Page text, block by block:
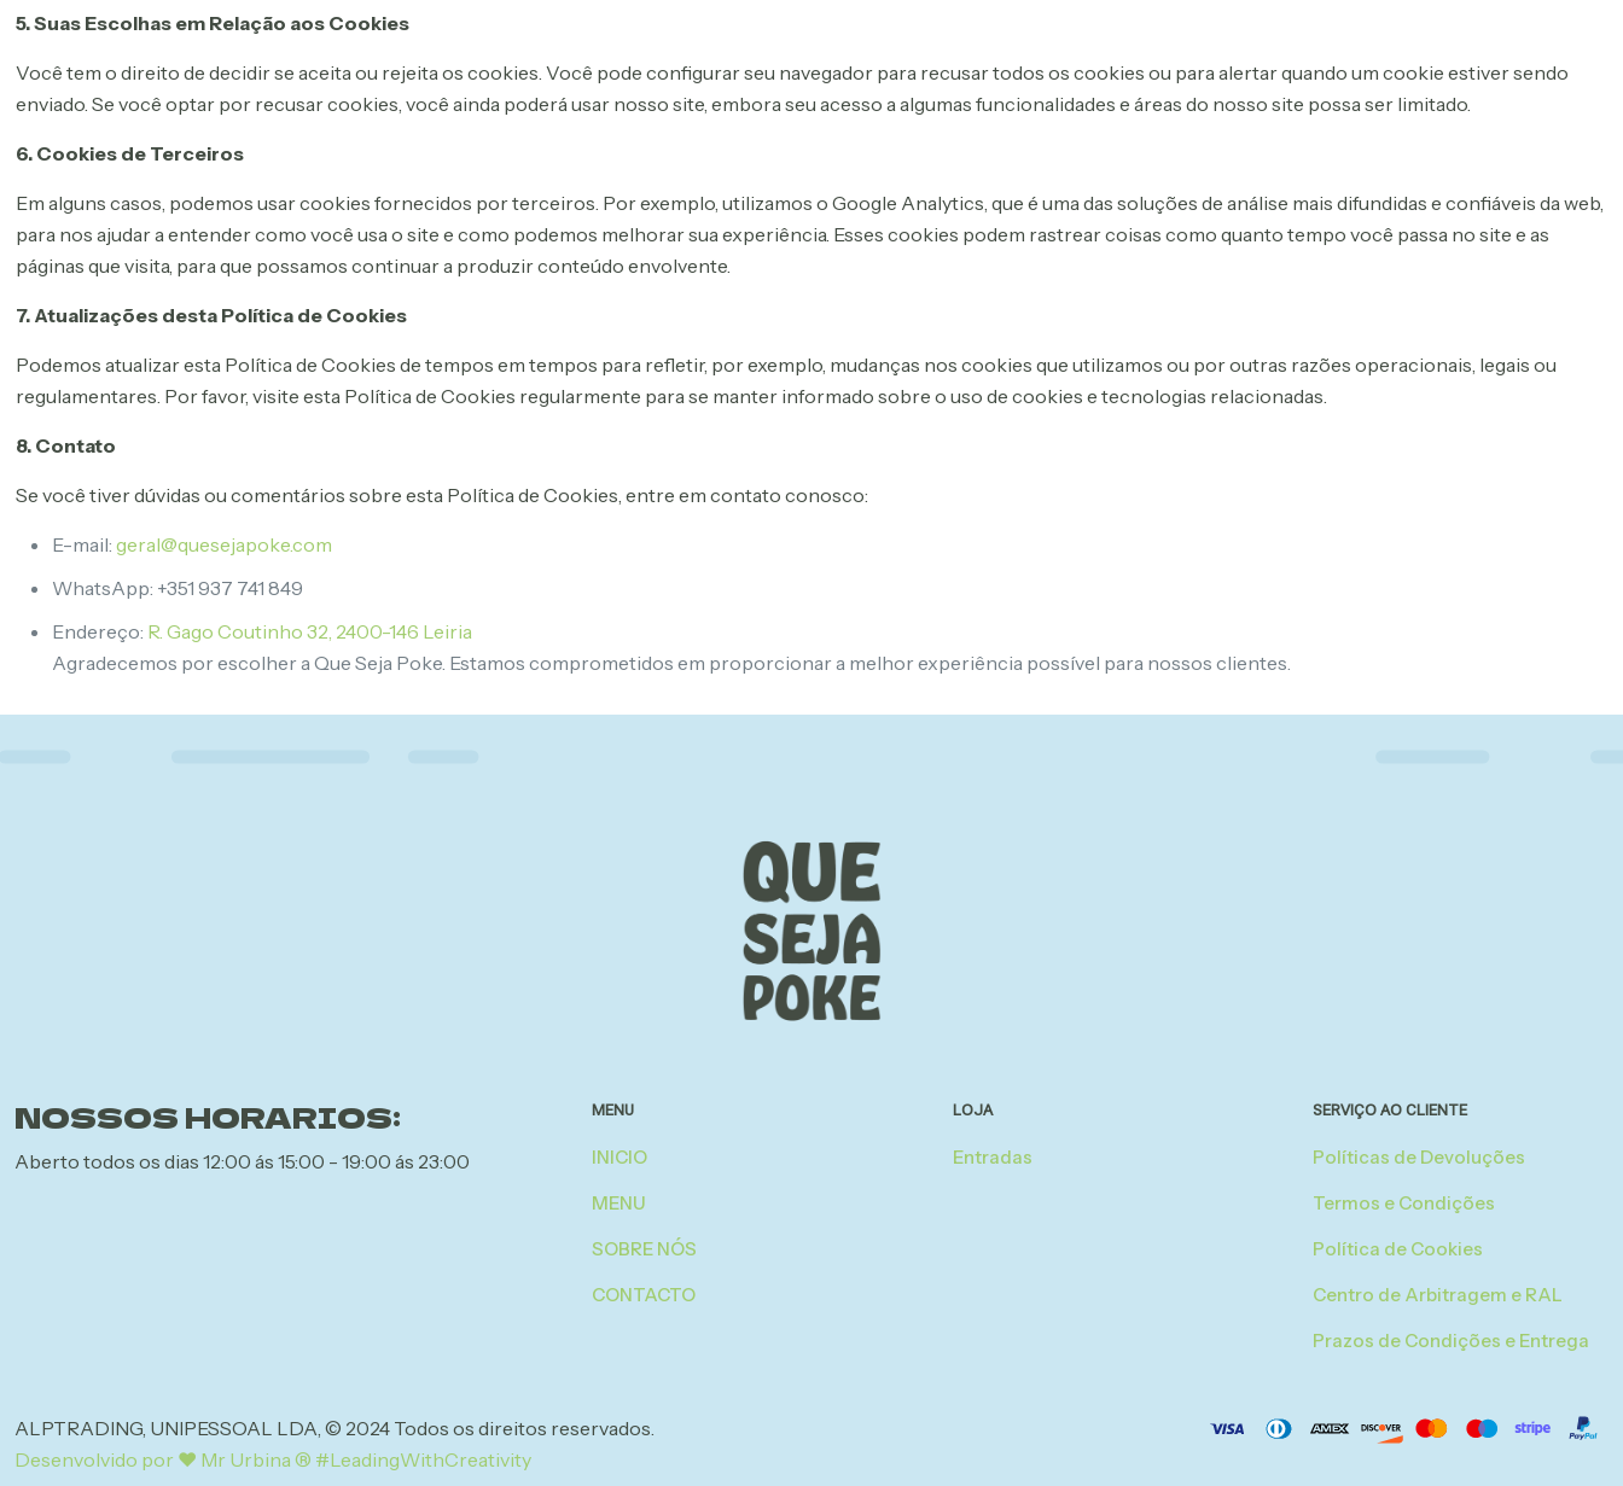
5. Suas Escolhas em Relação aos Cookies
Você tem o direito de decidir se aceita ou rejeita os cookies. Você pode configurar seu navegador para recusar todos os cookies ou para alertar quando um cookie estiver sendo
enviado. Se você optar por recusar cookies, você ainda poderá usar nosso site, embora seu acesso a algumas funcionalidades e áreas do nosso site possa ser limitado.
6. Cookies de Terceiros
Em alguns casos, podemos usar cookies fornecidos por terceiros. Por exemplo, utilizamos o Google Analytics, que é uma das soluções de análise mais difundidas e confiáveis da web,
para nos ajudar a entender como você usa o site e como podemos melhorar sua experiência. Esses cookies podem rastrear coisas como quanto tempo você passa no site e as
páginas que visita, para que possamos continuar a produzir conteúdo envolvente.
7. Atualizações desta Política de Cookies
Podemos atualizar esta Política de Cookies de tempos em tempos para refletir, por exemplo, mudanças nos cookies que utilizamos ou por outras razões operacionais, legais ou
regulamentares. Por favor, visite esta Política de Cookies regularmente para se manter informado sobre o uso de cookies e tecnologias relacionadas.
8. Contato
Se você tiver dúvidas ou comentários sobre esta Política de Cookies, entre em contato conosco:
E-mail:geral@quesejapoke.com
WhatsApp: +351 937 741 849
Endereço: R. Gago Coutinho 32, 2400-146 Leiria
Agradecemos por escolher a Que Seja Poke. Estamos comprometidos em proporcionar a melhor experiência possível para nossos clientes.
NOSSOS HORARIOS:
Aberto todos os dias 12:00 ás 15:00 - 19:00 ás 23:00
MENU
INICIO
MENU
SOBRE NÓS
CONTACTO
LOJA
Entradas
SERVIÇO AO CLIENTE
Políticas de Devoluções
Termos e Condições
Política de Cookies
Centro de Arbitragem e RAL
Prazos de Condições e Entrega
ALPTRADING, UNIPESSOAL LDA, © 2024 Todos os direitos reservados.
Desenvolvido por ❤ Mr Urbina ® #LeadingWithCreativity